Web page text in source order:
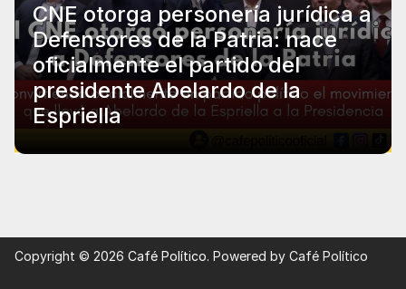
CNE otorga personería jurídica a
Defensores de la Patria: nace
oficialmente el partido del
presidente Abelardo de la
Espriella
Copyright © 2026 Café Político. Powered by Café Político